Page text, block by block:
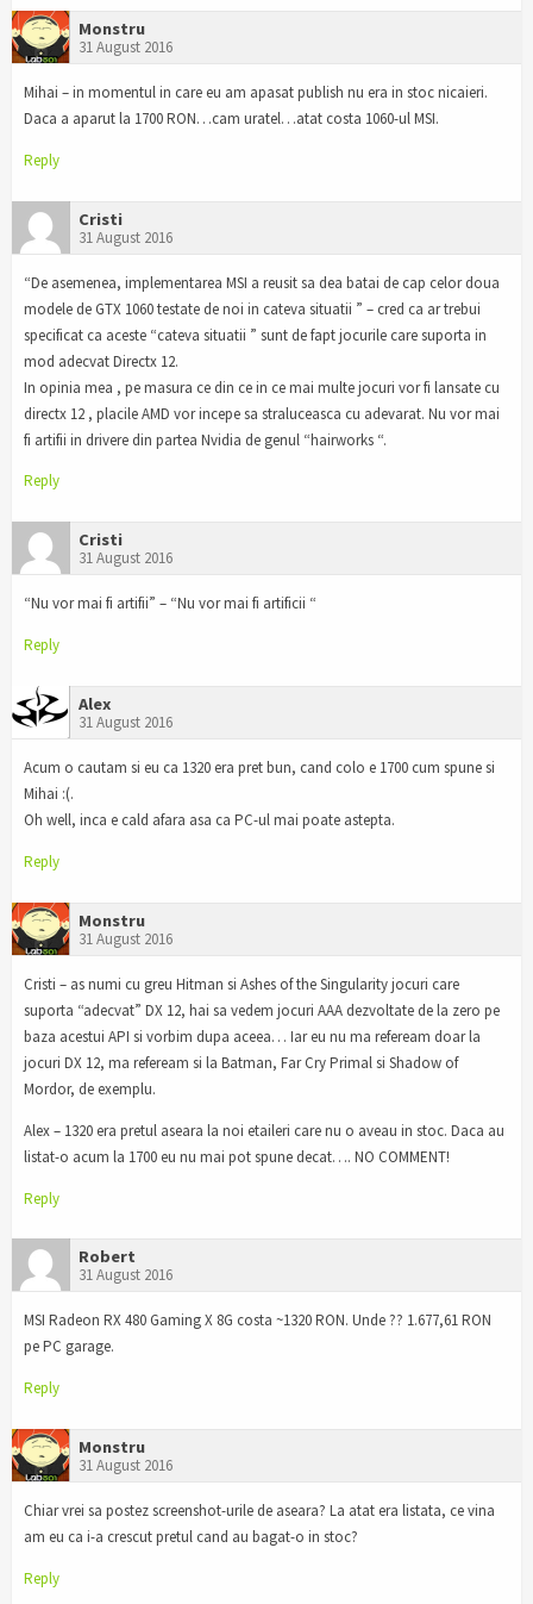
Monstru
31 August 2016
Mihai – in momentul in care eu am apasat publish nu era in stoc nicaieri.
Daca a aparut la 1700 RON…cam uratel…atat costa 1060-ul MSI.
Reply
Cristi
31 August 2016
“De asemenea, implementarea MSI a reusit sa dea batai de cap celor doua
modele de GTX 1060 testate de noi in cateva situatii ” – cred ca ar trebui
specificat ca aceste “cateva situatii ” sunt de fapt jocurile care suporta in
mod adecvat Directx 12.
In opinia mea , pe masura ce din ce in ce mai multe jocuri vor fi lansate cu
directx 12 , placile AMD vor incepe sa straluceasca cu adevarat. Nu vor mai
fi artifii in drivere din partea Nvidia de genul “hairworks “.
Reply
Cristi
31 August 2016
“Nu vor mai fi artifii” – “Nu vor mai fi artificii “
Reply
Alex
31 August 2016
Acum o cautam si eu ca 1320 era pret bun, cand colo e 1700 cum spune si
Mihai :(.
Oh well, inca e cald afara asa ca PC-ul mai poate astepta.
Reply
Monstru
31 August 2016
Cristi – as numi cu greu Hitman si Ashes of the Singularity jocuri care
suporta “adecvat” DX 12, hai sa vedem jocuri AAA dezvoltate de la zero pe
baza acestui API si vorbim dupa aceea… Iar eu nu ma refeream doar la
jocuri DX 12, ma refeream si la Batman, Far Cry Primal si Shadow of
Mordor, de exemplu.
Alex – 1320 era pretul aseara la noi etaileri care nu o aveau in stoc. Daca au
listat-o acum la 1700 eu nu mai pot spune decat…. NO COMMENT!
Reply
Robert
31 August 2016
MSI Radeon RX 480 Gaming X 8G costa ~1320 RON. Unde ?? 1.677,61 RON
pe PC garage.
Reply
Monstru
31 August 2016
Chiar vrei sa postez screenshot-urile de aseara? La atat era listata, ce vina
am eu ca i-a crescut pretul cand au bagat-o in stoc?
Reply